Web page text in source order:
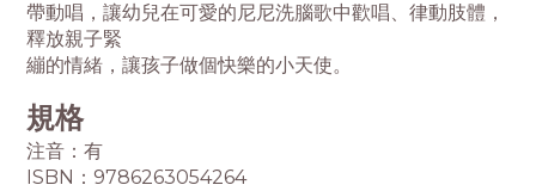
帶動唱，讓幼兒在可愛的尼尼洗腦歌中歡唱、律動肢體，
釋放親子緊
繃的情緒，讓孩子做個快樂的小天使。
規格
注音：有
ISBN：9786263054264